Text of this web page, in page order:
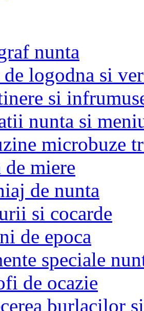
nunta
logodna si
si
nunta si
microbuze
miere
de nunta
si cocarde
de epoca
speciale
de ocazie
burlacilor